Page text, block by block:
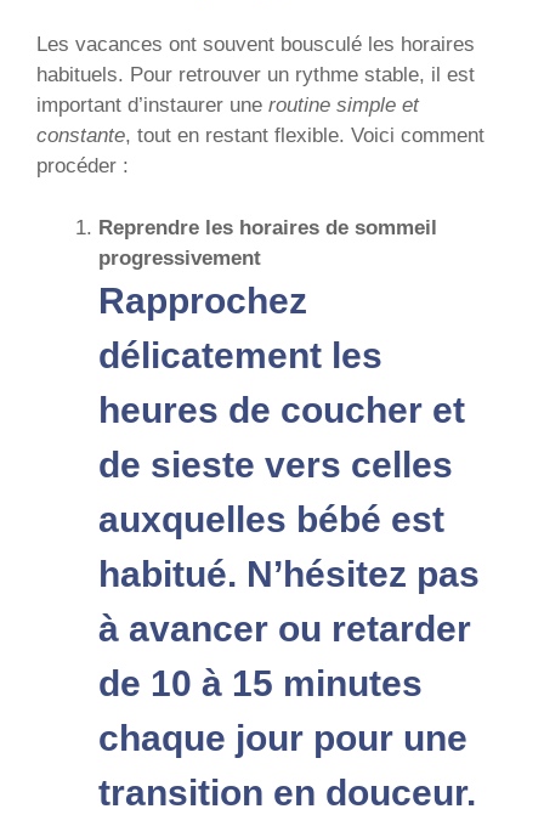
Les vacances ont souvent bousculé les horaires
habituels. Pour retrouver un rythme stable, il est
important d’instaurer une routine simple et
constante, tout en restant flexible. Voici comment
procéder :
Reprendre les horaires de sommeil
progressivement
Rapprochez
délicatement les
heures de coucher et
de sieste vers celles
auxquelles bébé est
habitué. N’hésitez pas
à avancer ou retarder
de 10 à 15 minutes
chaque jour pour une
transition en douceur.